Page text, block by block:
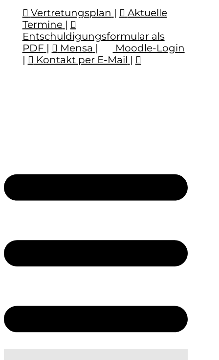
Vertretungsplan |
Aktuelle
Termine |
Entschuldigungsformular als
PDF | Mensa |
Moodle-Login
|
Kontakt per E-Mail |